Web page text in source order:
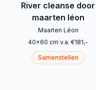
River cleanse door
maarten léon
Maarten Léon
40x60 cm v.a. €181,-
Samenstellen